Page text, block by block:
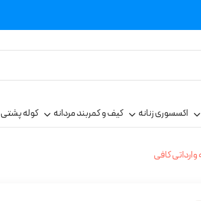
اکسسوری زنانه کیف و کمربند مردانه کوله پشتی
کافی